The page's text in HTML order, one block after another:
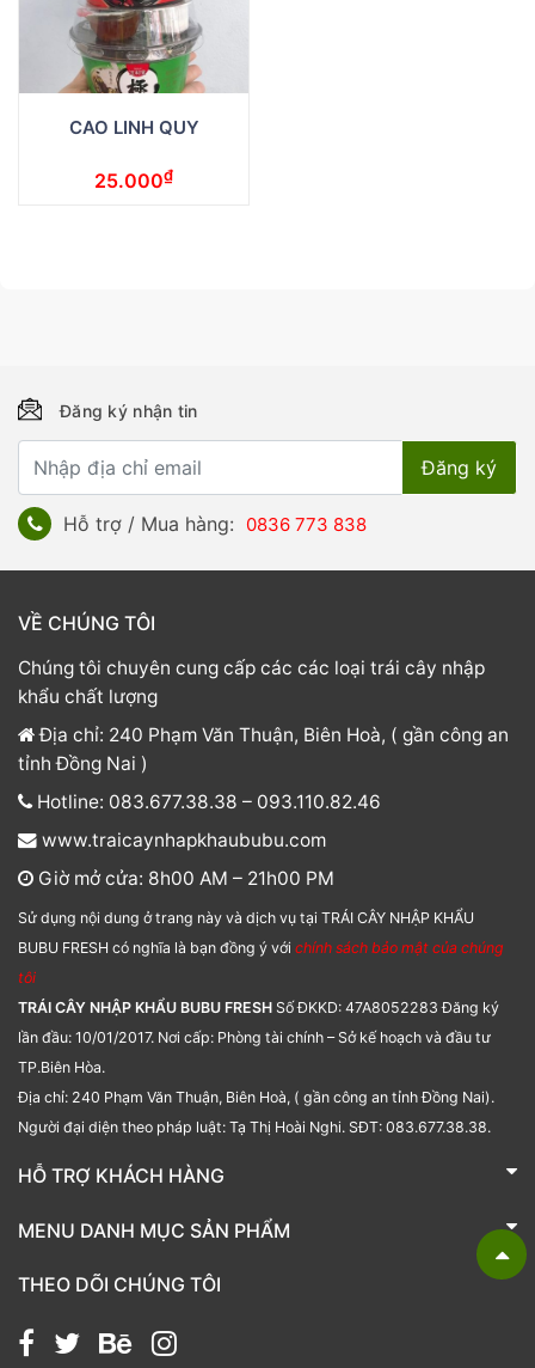
CAO LINH QUY
25.000₫
Đăng ký nhận tin
Hỗ trợ / Mua hàng: 0836 773 838
VỀ CHÚNG TÔI
Chúng tôi chuyên cung cấp các các loại trái cây nhập
khẩu chất lượng
Địa chỉ: 240 Phạm Văn Thuận, Biên Hoà, ( gần công an
tỉnh Đồng Nai )
Hotline: 083.677.38.38 – 093.110.82.46
www.traicaynhapkhaububu.com
Giờ mở cửa: 8h00 AM – 21h00 PM
Sử dụng nội dung ở trang này và dịch vụ tại TRÁI CÂY NHẬP KHẨU
BUBU FRESH có nghĩa là bạn đồng ý với chính sách bảo mật của chúng
tôi
TRÁI CÂY NHẬP KHẨU BUBU FRESH Số ĐKKD: 47A8052283 Đăng ký
lần đầu: 10/01/2017. Nơi cấp: Phòng tài chính – Sở kế hoạch và đầu tư
TP.Biên Hòa.
Địa chỉ: 240 Phạm Văn Thuận, Biên Hoà, ( gần công an tỉnh Đồng Nai).
Người đại diện theo pháp luật: Tạ Thị Hoài Nghi. SĐT: 083.677.38.38.
HỖ TRỢ KHÁCH HÀNG
TRÁI CÂY NHẬP KHẨU BUBU FRESH
MENU DANH MỤC SẢN PHẨM
Bánh kẹo
Giỏ quà tặng
THEO DÕI CHÚNG TÔI